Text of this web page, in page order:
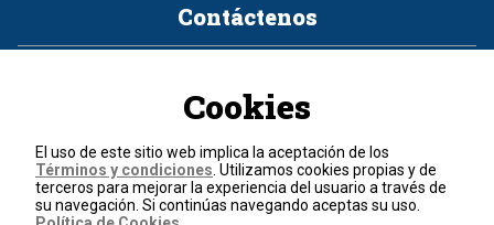
Contáctenos
Política de cookies
Términos y condiciones
© 2026, RCN Medios.
Cookies
El uso de este sitio web implica la aceptación de los
Términos y condiciones . Utilizamos cookies propias y de
terceros para mejorar la experiencia del usuario a través de
su navegación. Si continúas navegando aceptas su uso.